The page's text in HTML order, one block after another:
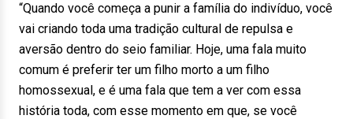
“Quando você começa a punir a família do indivíduo, você
vai criando toda uma tradição cultural de repulsa e
aversão dentro do seio familiar. Hoje, uma fala muito
comum é preferir ter um filho morto a um filho
homossexual, e é uma fala que tem a ver com essa
história toda, com esse momento em que, se você